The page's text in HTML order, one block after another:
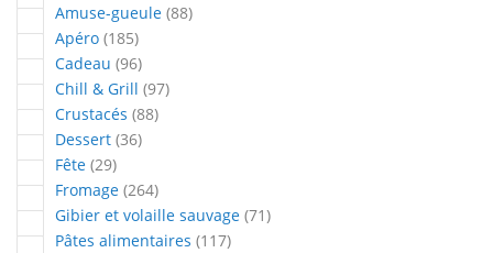
Amuse-gueule 88articles
Apéro 185articles
Cadeau 96articles
Chill & Grill 97articles
Crustacés 88articles
Dessert 36articles
Fête 29articles
Fromage 264articles
Gibier et volaille sauvage 71articles
Pâtes alimentaires 117articles